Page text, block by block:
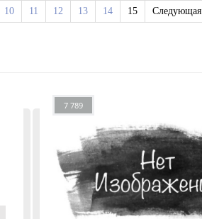
10 11 12 13 14 15 Следующая
7 789